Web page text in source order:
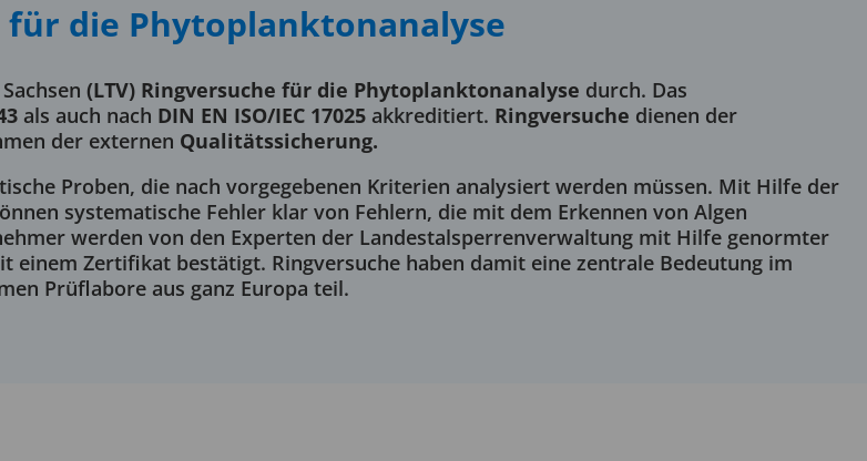
für die Phyto­plankton­analyse
(LTV) Ringversuche für die Phytoplanktonanalyse durch. Das
als auch nach DIN EN ISO/IEC 17025 akkreditiert. Ringversuche dienen der
der externen Qualitätssicherung.
Proben, die nach vorgegebenen Kriterien analysiert werden müssen. Mit Hilfe der
systematische Fehler klar von Fehlern, die mit dem Erkennen von Algen
werden von den Experten der Landestalsperrenverwaltung mit Hilfe genormter
Zertifikat bestätigt. Ringversuche haben damit eine zentrale Bedeutung im
Prüflabore aus ganz Europa teil.